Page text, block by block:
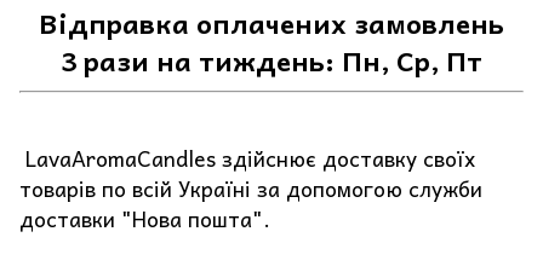
Відправка оплачених замовлень
3 рази на тиждень: Пн, Ср, Пт
LavaAromaCandles здійснює доставку своїх
товарів по всій Україні за допомогою служби
доставки "Нова пошта".